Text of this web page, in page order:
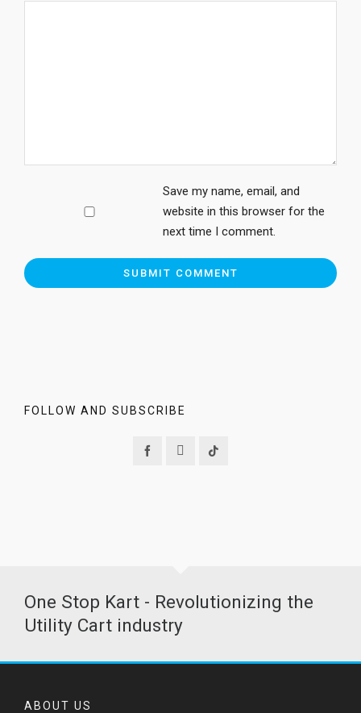
Save my name, email, and
website in this browser for the
next time I comment.
FOLLOW AND SUBSCRIBE
One Stop Kart - Revolutionizing the
Utility Cart industry
ABOUT US